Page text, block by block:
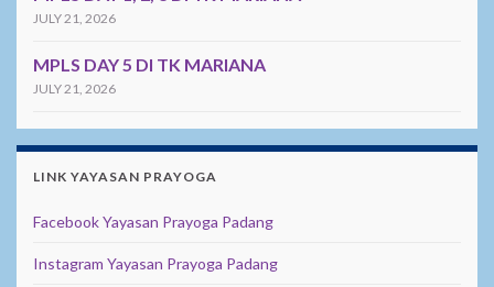
JULY 21, 2026
MPLS DAY 5 DI TK MARIANA
JULY 21, 2026
LINK YAYASAN PRAYOGA
Facebook Yayasan Prayoga Padang
Instagram Yayasan Prayoga Padang